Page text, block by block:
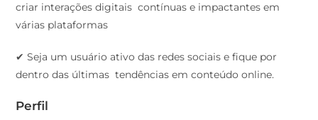
criar interações digitais contínuas e impactantes em
várias plataformas
✔ Seja um usuário ativo das redes sociais e fique por
dentro das últimas tendências em conteúdo online.
Perfil